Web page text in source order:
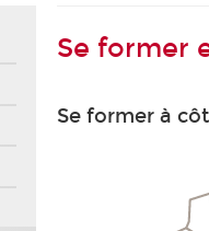
Se former
Se former à